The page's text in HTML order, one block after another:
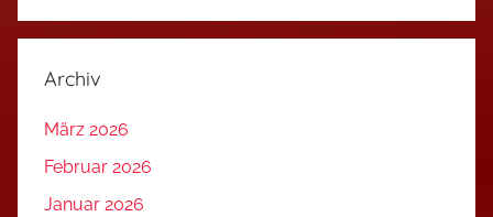
Archiv
März 2026
Februar 2026
Januar 2026